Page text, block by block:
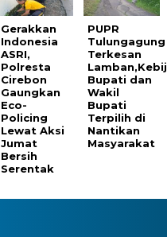
Gerakkan
Indonesia
ASRI,
Polresta
Cirebon
Gaungkan
Eco-
Policing
Lewat Aksi
Jumat
Bersih
Serentak
PUPR
Tulungagung
Terkesan
Bupati dan
Wakil
Bupati
Terpilih di
Nantikan
Masyarakat